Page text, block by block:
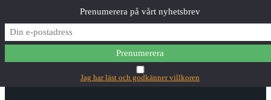
✕Main Menu
Prenumerera på vårt nyhetsbrev
Jag har läst och godkänner villkoren